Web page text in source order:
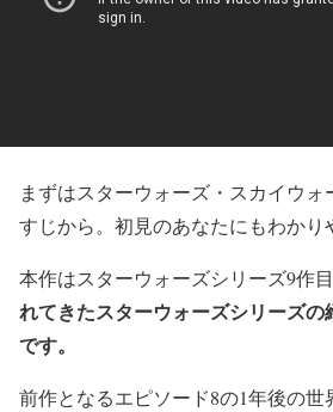
まずはスターウォーズ・スカイウ
すじから。初見のあなたにもわかり
本作はスターウォーズシリーズ9作目
れてきたスターウォーズシリーズ
です。
前作となるエピソード8の1年後の